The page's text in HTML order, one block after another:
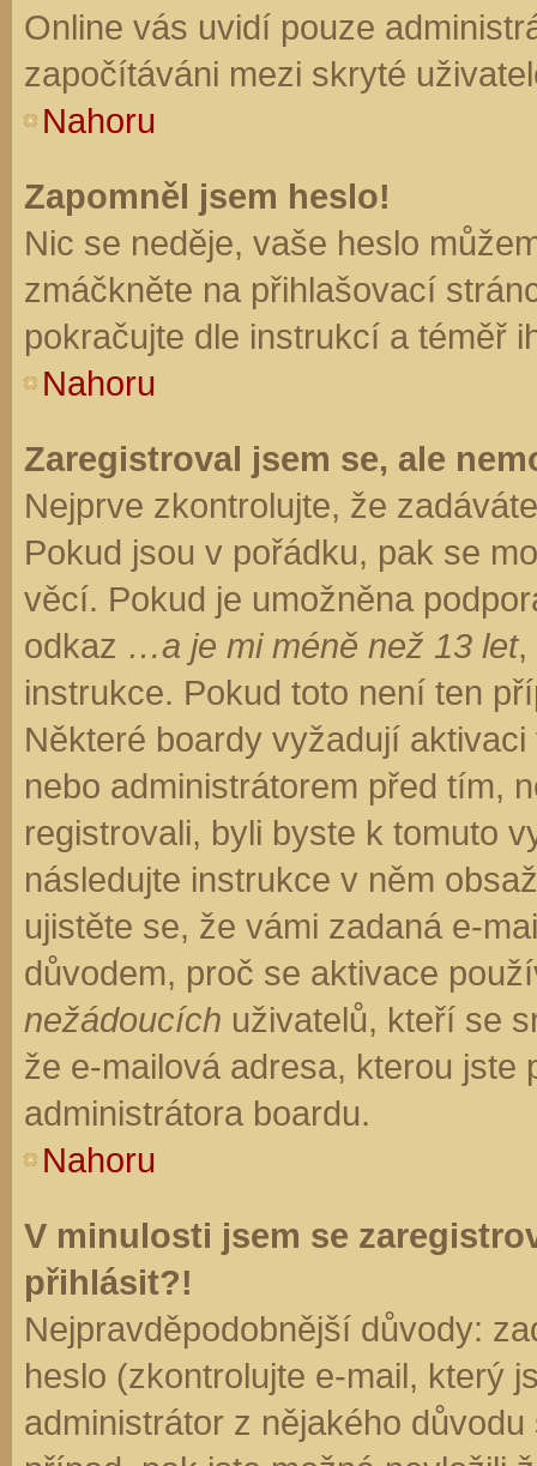
Online vás uvidí pouze
započítáváni mezi skryté
Nahoru
Zapomněl jsem heslo!
Nic se neděje, vaše heslo
zmáčkněte na přihlašovací
pokračujte dle instrukcí a téměř
Nahoru
Zaregistroval jsem se, ale
Nejprve zkontrolujte, že
Pokud jsou v pořádku, pak se
věcí. Pokud je umožněna
odkaz …a je mi méně než 13 let,
instrukce. Pokud toto není ten
Některé boardy vyžadují
nebo administrátorem před tím,
registrovali, byli byste k tomuto
následujte instrukce v něm
ujistěte se, že vámi zadaná e-
důvodem, proč se aktivace
nežádoucích uživatelů, kteří se
že e-mailová adresa, kterou jste
administrátora boardu.
Nahoru
V minulosti jsem se
přihlásit?!
Nejpravděpodobnější důvody:
heslo (zkontrolujte e-mail, který
administrátor z nějakého